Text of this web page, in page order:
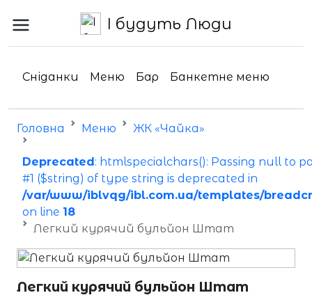
І будуть Люди
Сніданки Меню Бар Банкетне меню
Головна Меню ЖК «Чайка»
Deprecated: htmlspecialchars(): Passing null to
#1 ($string) of type string is deprecated in
/var/www/iblvqg/ibl.com.ua/templates/
on line 18
Легкий курячий бульйон Штат
Легкий курячий бульйон Штат